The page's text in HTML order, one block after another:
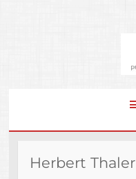
INHALT
Herbert Thaler